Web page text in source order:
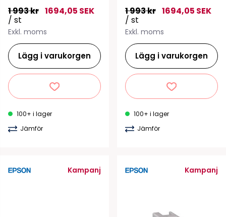
1 993 kr 1694,05 SEK
/ st
Exkl. moms
Lägg i varukorgen
100+ i lager
Jämför
1 993 kr 1694,05 SEK
/ st
Exkl. moms
Lägg i varukorgen
100+ i lager
Jämför
Kampanj Kampanj